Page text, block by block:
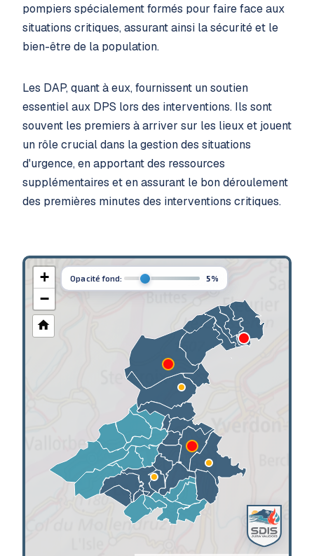
pompiers spécialement formés pour faire face aux
situations critiques, assurant ainsi la sécurité et le
bien-être de la population.
Les DAP, quant à eux, fournissent un soutien
essentiel aux DPS lors des interventions. Ils sont
souvent les premiers à arriver sur les lieux et jouent
un rôle crucial dans la gestion des situations
d'urgence, en apportant des ressources
supplémentaires et en assurant le bon déroulement
des premières minutes des interventions critiques.